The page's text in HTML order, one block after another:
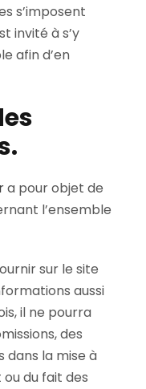
s’imposent
invité à s’y
afin d’en
a pour objet de
l’ensemble
sur le site
aussi
il ne pourra
des
dans la mise à
ou du fait des